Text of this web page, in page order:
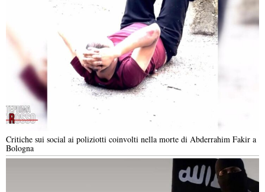
Critiche sui social ai poliziotti coinvolti nella morte di Abderrahim Fakir a
Bologna